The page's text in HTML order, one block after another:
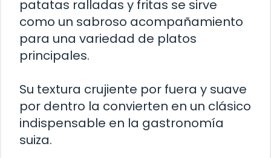
patatas ralladas y fritas se sirve
como un sabroso acompañamiento
para una variedad de platos
principales.
Su textura crujiente por fuera y suave
por dentro la convierten en un clásico
indispensable en la gastronomía
suiza.